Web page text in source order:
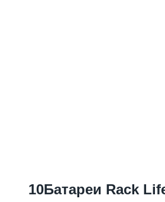
10Батареи Rack